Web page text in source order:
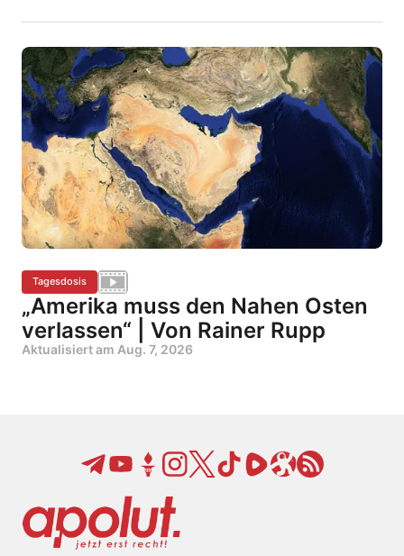
Tagesdosis
„Amerika muss den Nahen Osten
verlassen“ | Von Rainer Rupp
Aktualisiert am Aug. 7, 2026